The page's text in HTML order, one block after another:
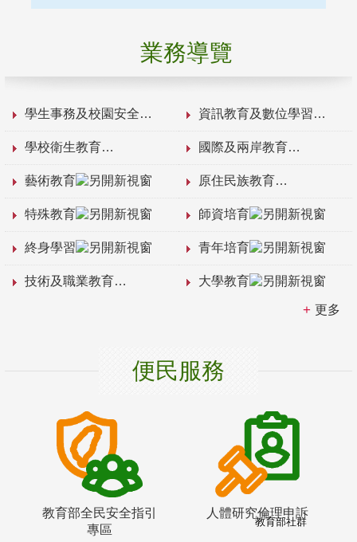
業務導覽
學生事務及校園安全 資訊教育及數位學習
學校衛生教育 國際及兩岸教育
藝術教育 原住民族教育
特殊教育 師資培育
終身學習 青年培育
技術及職業教育 大學教育
更多
便民服務
教育部全民安全指引
專區
人體研究倫理申訴
教育部社群